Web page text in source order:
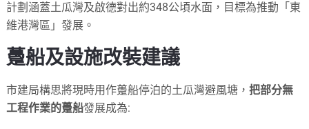
計劃涵蓋土瓜灣及啟德對出約348公頃水面，目標為推動「東
維港灣區」發展。
躉船及設施改裝建議
市建局構思將現時用作躉船停泊的土瓜灣避風塘，把部分無
工程作業的躉船發展成為: